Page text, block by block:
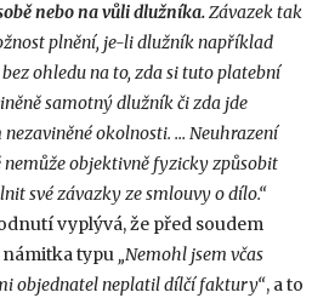
nebo na vůli dlužníka.Závazek tak
plnění, je-li dlužník například
ohledu na to, zda si tuto platební
samotný dlužník či zda jde
okolnosti. … Neuhrazení
objektivně fyzicky způsobit
své závazky ze smlouvy o dílo.“
vyplývá, že před soudem
typu „Nemohl jsem včas
objednatel neplatil dílčí faktury“, a to